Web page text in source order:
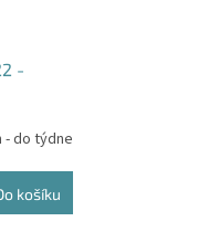
-
- do týdne
košíku